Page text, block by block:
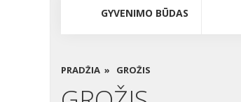
GYVENIMO BŪDAS
PRADŽIA » GROŽIS